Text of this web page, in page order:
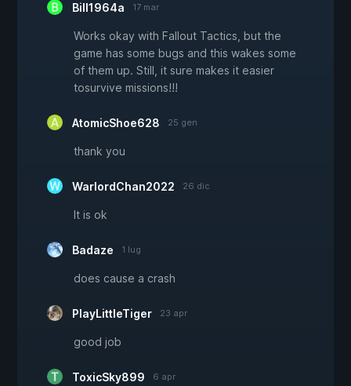
Bill1964a 17 mar
Works okay with Fallout Tactics, but the
game has some bugs and this wakes some
of them up. Still, it sure makes it easier
tosurvive missions!!!
AtomicShoe628 25 gen
thank you
WarlordChan2022 26 dic
It is ok
Badaze 1 lug
does cause a crash
PlayLittleTiger 23 apr
good job
ToxicSky899 6 apr